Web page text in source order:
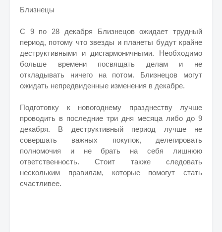
Близнецы
С 9 по 28 декабря Близнецов ожидает трудный
период, потому что звезды и планеты будут крайне
деструктивными и дисгармоничными. Необходимо
больше времени посвящать делам и не
откладывать ничего на потом. Близнецов могут
ожидать непредвиденные изменения в декабре.
Подготовку к новогоднему празднеству лучше
проводить в последние три дня месяца либо до 9
декабря. В деструктивный период лучше не
совершать важных покупок, делегировать
полномочия и не брать на себя лишнюю
ответственность. Стоит также следовать
нескольким правилам, которые помогут стать
счастливее.